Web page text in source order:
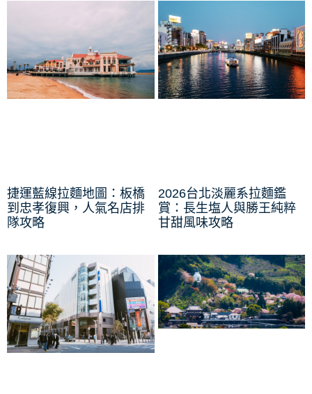
捷運藍線拉麵地圖：板橋
到忠孝復興，人氣名店排
隊攻略
2026台北淡麗系拉麵鑑
賞：長生塩人與勝王純粹
甘甜風味攻略